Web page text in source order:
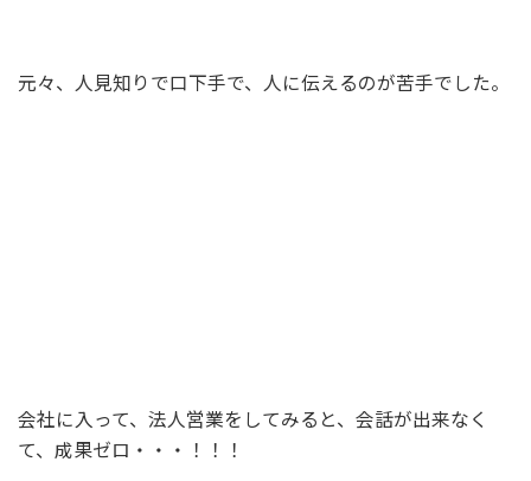
元々、人見知りで口下手で、人に伝えるのが苦手でした。
会社に入って、法人営業をしてみると、会話が出来なく
て、成果ゼロ・・・！！！